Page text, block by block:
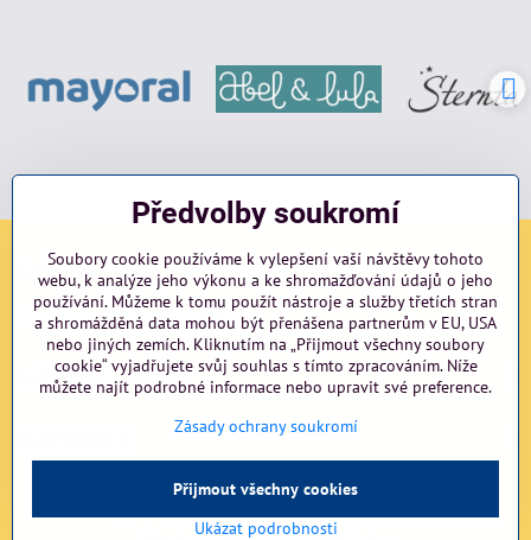
Sociální sítě
Facebook Instagram blog
Důležité odkazy
©2026CopyrightPředvolby soukromíZásady ochrany soukromí
Předvolby soukromí
Soubory cookie používáme k vylepšení vaší návštěvy tohoto
webu, k analýze jeho výkonu a ke shromažďování údajů o jeho
používání. Můžeme k tomu použít nástroje a služby třetích stran
a shromážděná data mohou být přenášena partnerům v EU, USA
nebo jiných zemích. Kliknutím na „Přijmout všechny soubory
cookie“ vyjadřujete svůj souhlas s tímto zpracováním. Níže
můžete najít podrobné informace nebo upravit své preference.
Zásady ochrany soukromí
Ukázat podrobnosti
Přijmout všechny cookies